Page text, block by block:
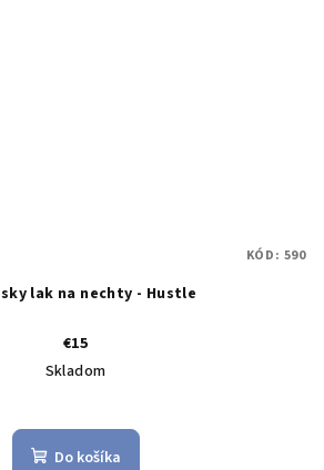
lak na nechty - Hustle
€15
Skladom
Do košíka
KÓD: 590